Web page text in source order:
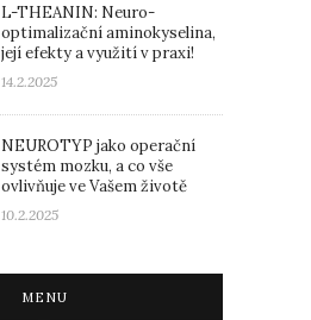
L-THEANIN: Neuro-
optimalizační aminokyselina,
její efekty a využití v praxi!
14.2.2025
NEUROTYP jako operační
systém mozku, a co vše
ovlivňuje ve Vašem životě
10.2.2025
MENU